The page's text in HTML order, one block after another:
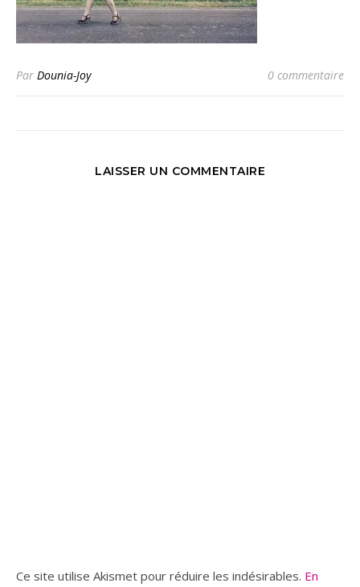
Par Dounia-Joy 0 commentaire
LAISSER UN COMMENTAIRE
Ce site utilise Akismet pour réduire les indésirables. En